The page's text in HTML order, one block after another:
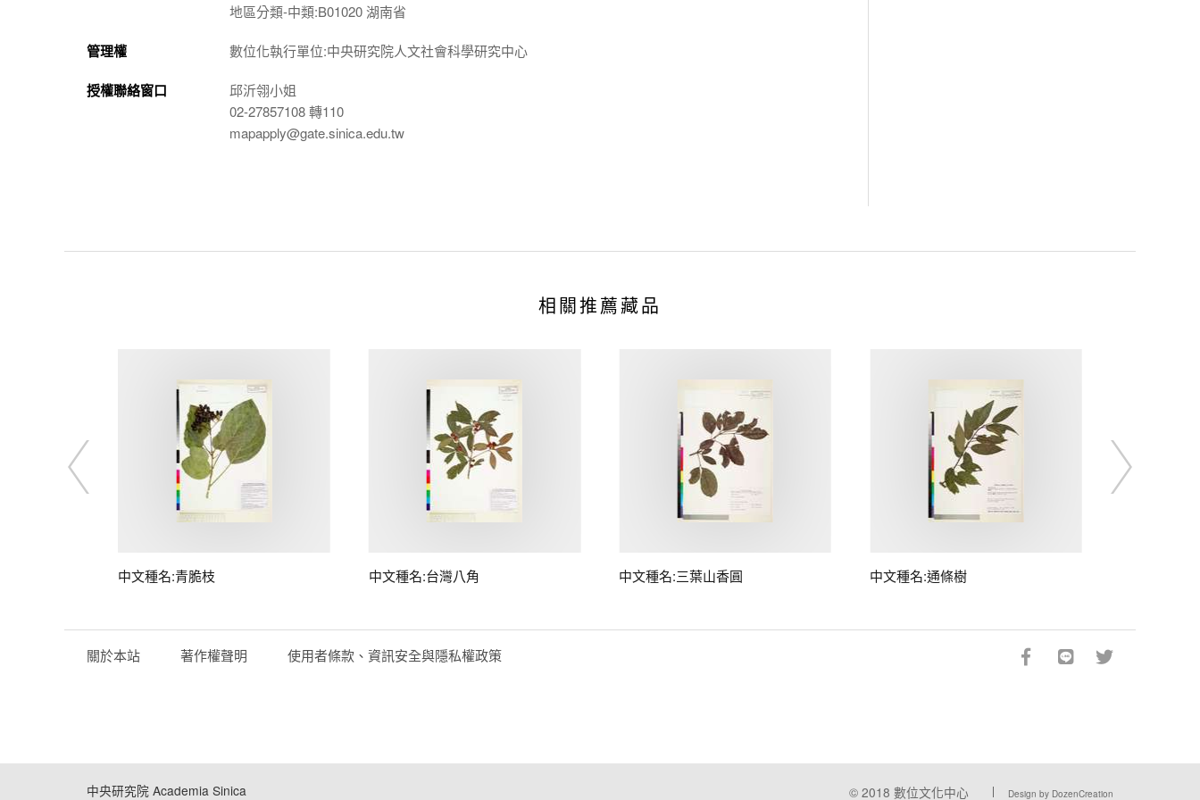
地區分類-中類:B01020 湖南省
管理權 數位化執行單位:中央研究院人文社會科學研究中心
授權聯絡窗口
邱沂翎小姐
02-27857108 轉110
mapapply@gate.sinica.edu.tw
相關推薦藏品
中文種名:青脆枝 中文種名:台灣八角 中文種名:三葉山香圓 中文種名:通條樹
關於本站 著作權聲明 使用者條款、資訊安全與隱私權政策
中央研究院 Academia Sinica © 2018 數位文化中心 Design by DozenCreation